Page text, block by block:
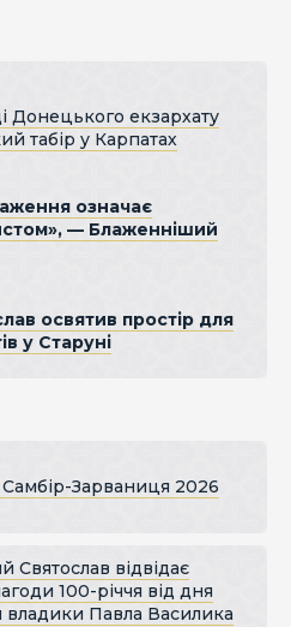
Донецького екзархату
табір у Карпатах
означає
— Блаженніший
освятив простір для
у Старуні
Зарваниця 2026
Святослав відвідає
100-річчя від дня
Павла Василика